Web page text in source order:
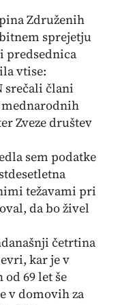
Združenih
sprejetju
predsednica
vtise:
srečali člani
Zveze društev
sem podatke
težavami pri
da bo živel
četrtina
kar je v
69 let še
v domovih za